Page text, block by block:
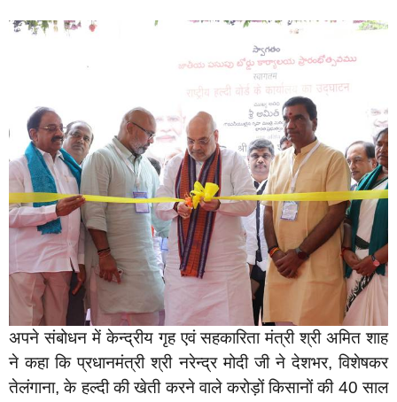
अपने संबोधन में केन्द्रीय गृह एवं सहकारिता मंत्री श्री अमित शाह
ने कहा कि प्रधानमंत्री श्री नरेन्द्र मोदी जी ने देशभर, विशेषकर
तेलंगाना, के हल्दी की खेती करने वाले करोड़ों किसानों की 40 साल